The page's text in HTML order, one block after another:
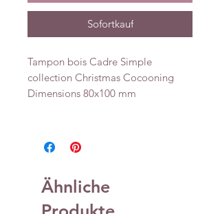
Sofortkauf
Tampon bois Cadre Simple
collection Christmas Cocooning
Dimensions 80x100 mm
Ähnliche